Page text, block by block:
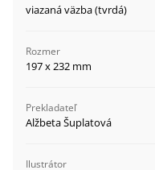
viazaná väzba (tvrdá)
Rozmer
197 x 232 mm
Prekladateľ
Alžbeta Šuplatová
Ilustrátor